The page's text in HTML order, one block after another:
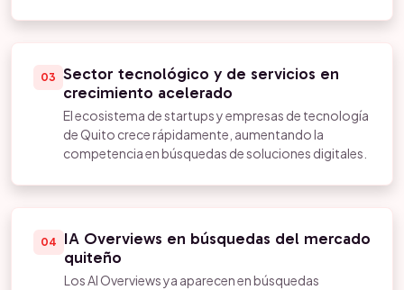
03 Sector tecnológico y de servicios en
crecimiento acelerado
El ecosistema de startups y empresas de tecnología
de Quito crece rápidamente, aumentando la
competencia en búsquedas de soluciones digitales.
04
IA Overviews en búsquedas del mercado
quiteño
Los AI Overviews ya aparecen en búsquedas